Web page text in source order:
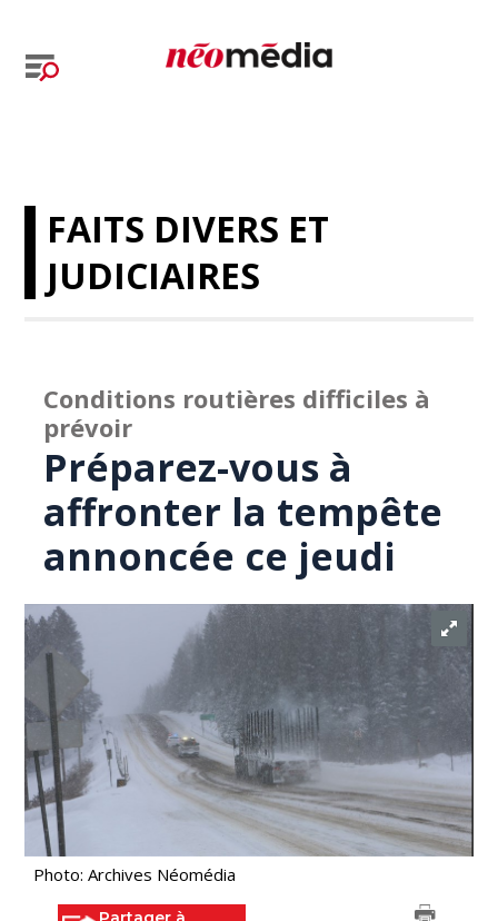
FAITS DIVERS ET
JUDICIAIRES
Conditions routières difficiles à
prévoir
Préparez-vous à
affronter la tempête
annoncée ce jeudi
Photo: Archives Néomédia